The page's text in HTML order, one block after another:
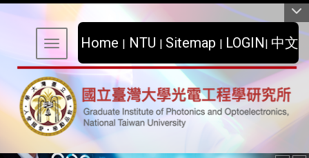
Home | NTU | Sitemap | LOGIN| 中文
Toggle navigation